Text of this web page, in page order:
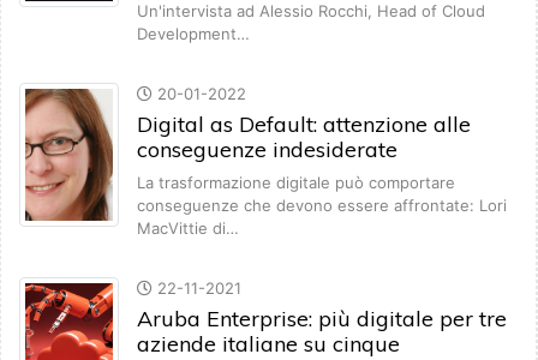
Un'intervista ad Alessio Rocchi, Head of Cloud
Development…
20-01-2022
Digital as Default: attenzione alle
conseguenze indesiderate
La trasformazione digitale può comportare
conseguenze che devono essere affrontate: Lori
MacVittie di…
22-11-2021
Aruba Enterprise: più digitale per tre
aziende italiane su cinque